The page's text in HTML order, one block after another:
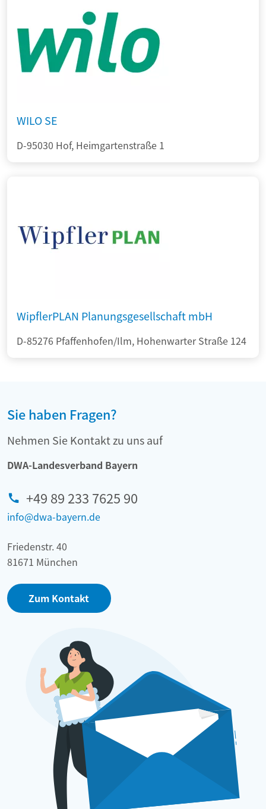
WILO SE
D-95030 Hof, Heimgartenstraße 1
WipflerPLAN Planungsgesellschaft mbH
D-85276 Pfaffenhofen/Ilm, Hohenwarter Straße 124
Sie haben Fragen?
Nehmen Sie Kontakt zu uns auf
DWA-Landesverband Bayern
+49 89 233 7625 90
info@dwa-bayern.de
Friedenstr. 40
81671 München
Zum Kontakt